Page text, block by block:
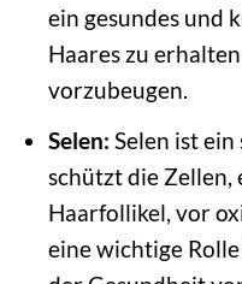
ein gesundes und
Haares zu
vorzubeugen.
Selen: Selen ist
schützt die
Haarfollikel, vor
eine wichtige